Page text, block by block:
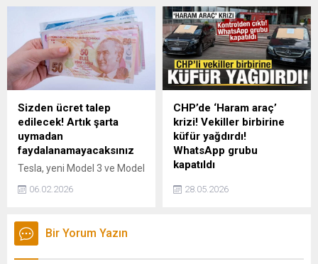
Sizden ücret talep
edilecek! Artık şarta
uymadan
faydalanamayacaksınız
Tesla, yeni Model 3 ve Model
ücretsiz sunulan Autopilot
Autosteer fonksiyonunu
kullanmak isteyen
06.02.2026
CHP’de ‘Haram araç’
krizi! Vekiller birbirine
küfür yağdırdı!
WhatsApp grubu
kapatıldı
çekilen araçların üzerine
28.05.2026
Bir Yorum Yazın